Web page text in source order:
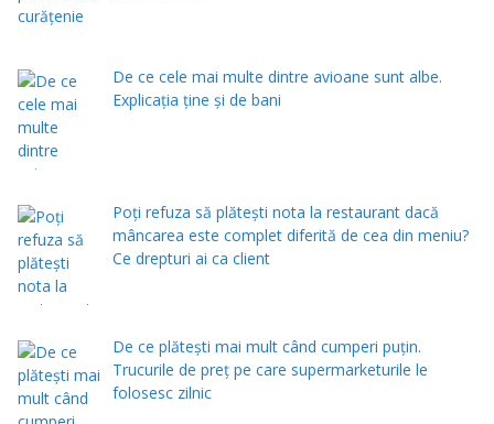
De ce cele mai multe dintre avioane sunt albe.
Explicația ține și de bani
Poți refuza să plătești nota la restaurant dacă
mâncarea este complet diferită de cea din meniu?
Ce drepturi ai ca client
De ce plătești mai mult când cumperi puțin.
Trucurile de preț pe care supermarketurile le
folosesc zilnic